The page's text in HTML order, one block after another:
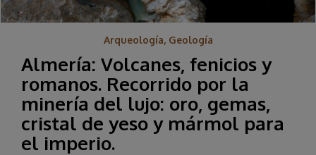
Arqueología, Geología
Almería: Volcanes, fenicios y
romanos. Recorrido por la
minería del lujo: oro, gemas,
cristal de yeso y mármol para
el imperio.